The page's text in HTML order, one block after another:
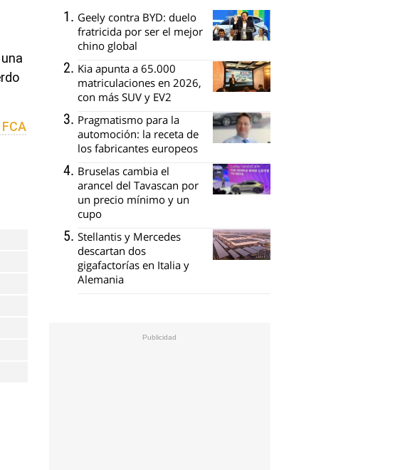
Geely contra BYD: duelo
fratricida por ser el mejor
chino global
Kia apunta a 65.000
matriculaciones en 2026,
con más SUV y EV2
Pragmatismo para la
automoción: la receta de
los fabricantes europeos
Bruselas cambia el
arancel del Tavascan por
un precio mínimo y un
cupo
Stellantis y Mercedes
descartan dos
gigafactorías en Italia y
Alemania